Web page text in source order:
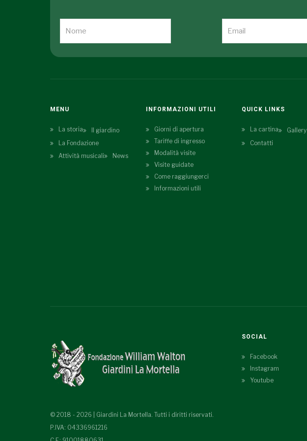
MENU
La storia
Il giardino
La Fondazione
Attività musicali
News
INFORMAZIONI UTILI
Giorni di apertura
Tariffe di ingresso
Modalità visite
Visite guidate
Come raggiungerci
Informazioni utili
QUICK LINKS
La cartina
Gallery
Contatti
© 2018 - 2026 | Giardini La Mortella. Tutti i diritti riservati.
P.IVA: 04336961216
SOCIAL
Facebook
Instagram
Youtube